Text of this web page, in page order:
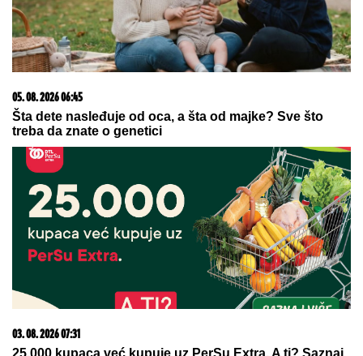
09. 08. 2026 11:54
Ana Ivanović ovo sprema za ručak: Zdravo, ukusno i
brzo